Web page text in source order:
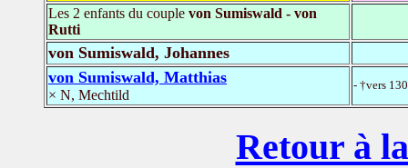
Les 2 enfants du couple von Sumiswald - von
Rutti
von Sumiswald, Johannes
von Sumiswald, Matthias
× N, Mechtild
- †vers
Retour à